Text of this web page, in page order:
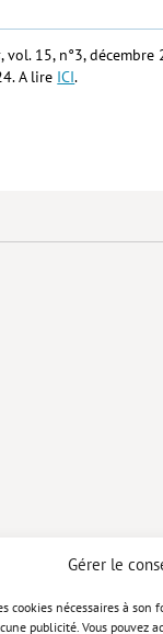
Gérer le
cookies nécessaires à
publicité. Vous pouvez
, vol. 15, n°3, décembre
A lire ICI.